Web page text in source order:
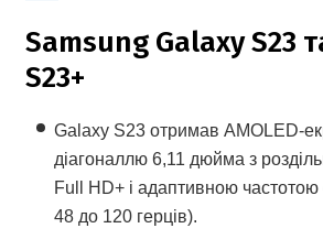
Samsung Galaxy S23
S23+
Galaxy S23 отримав AMOLED-
діагоналлю 6,11 дюйма з
Full HD+ і адаптивною частотою
48 до 120 герців).